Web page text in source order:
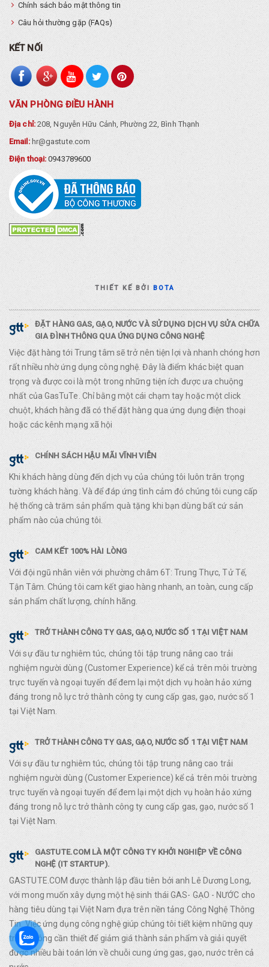
Chính sách bảo mật thông tin
Câu hỏi thường gặp (FAQs)
KẾT NỐI
VĂN PHÒNG ĐIỀU HÀNH
Địa chỉ:208, Nguyễn Hữu Cảnh, Phường 22, Bình Thạnh
Email:hr@gastute.com
Điện thoại:0943789600
THIẾT KẾ BỞIBOTA
ĐẶT HÀNG GAS, GẠO, NƯỚC VÀ SỬ DỤNG DỊCH VỤ SỬA CHỮA
GIA ĐÌNH THÔNG QUA ỨNG DỤNG CÔNG NGHỆ
Việc đặt hàng tới Trung tâm sẽ trở nên tiện lợi và nhanh chóng hơn
rất nhiều nhờ ứng dụng công nghệ. Đây là điểm khác biệt quan
trọng và được coi là một trong những tiện ích được ưa chuộng
nhất của GasTuTe. Chỉ bằng một cái chạm tay hoặc một click
chuột, khách hàng đã có thể đặt hàng qua ứng dụng điện thoại
hoặc các kênh mạng xã hội
CHÍNH SÁCH HẬU MÃI VĨNH VIỄN
Khi khách hàng dùng đến dịch vụ của chúng tôi luôn trân trọng
tường khách hàng. Và để đáp ứng tình cảm đó chúng tôi cung cấp
hệ thống cà trăm sản phẩm quà tặng khi bạn dùng bất cứ sản
phẩm nào của chúng tôi.
CAM KẾT 100% HÀI LÒNG
Với đội ngũ nhân viên với phường châm 6T: Trung Thực, Tử Tế,
Tận Tâm. Chúng tôi cam kết giao hàng nhanh, an toàn, cung cấp
sản phẩm chất lượng, chính hãng.
TRỞ THÀNH CÔNG TY GAS, GẠO, NƯỚC SỐ 1 TẠI VIỆT NAM
Với sự đầu tư nghiêm túc, chúng tôi tập trung nâng cao trải
nghiệm người dùng (Customer Experience) kể cả trên môi trường
trực tuyến và ngoại tuyến để đem lại một dịch vụ hoàn hảo xứng
đáng trong nỗ lực trở thành công ty cung cấp gas, gạo, nước số 1
tại Việt Nam.
TRỞ THÀNH CÔNG TY GAS, GẠO, NƯỚC SỐ 1 TẠI VIỆT NAM
Với sự đầu tư nghiêm túc, chúng tôi tập trung nâng cao trải
nghiệm người dùng (Customer Experience) kể cả trên môi trường
trực tuyến và ngoại tuyến để đem lại một dịch vụ hoàn hảo xứng
đáng trong nỗ lực trở thành công ty cung cấp gas, gạo, nước số 1
tại Việt Nam.
GASTUTE.COM LÀ MỘT CÔNG TY KHỞI NGHIỆP VỀ CÔNG
NGHỆ (IT STARTUP).
GASTUTE.COM được thành lập đầu tiên bởi anh Lê Dương Long,
với mong muốn xây dựng một hệ sinh thái GAS- GẠO - NƯỚC cho
hàng tiêu dùng tại Việt Nam đựa trên nền tảng Công Nghệ Thông
Tin. Việc ứng dụng công nghệ giúp chúng tôi tiết kiệm những quy
trình không cần thiết để giảm giá thành sản phẩm và giải quyết
được nhiều bài toán lớn về chuỗi cung ứng gas, gạo, nước trên cả